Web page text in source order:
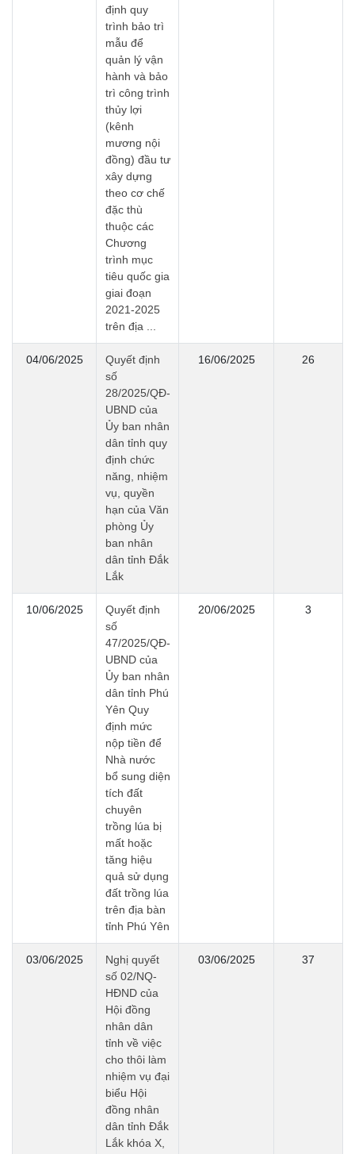
định quy
trình bảo trì
mẫu để
quản lý vận
hành và bảo
trì công trình
thủy lợi
(kênh
mương nội
đồng) đầu tư
xây dựng
theo cơ chế
đặc thù
thuộc các
Chương
trình mục
tiêu quốc gia
giai đoạn
2021-2025
trên địa ...
04/06/2025
Quyết định
số
28/2025/QĐ-
UBND của
Ủy ban nhân
dân tỉnh quy
định chức
năng, nhiệm
vụ, quyền
hạn của Văn
phòng Ủy
ban nhân
dân tỉnh Đắk
Lắk
16/06/2025 26
10/06/2025
Quyết định
số
47/2025/QĐ-
UBND của
Ủy ban nhân
dân tỉnh Phú
Yên Quy
định mức
nộp tiền để
Nhà nước
bổ sung diện
tích đất
chuyên
trồng lúa bị
mất hoặc
tăng hiệu
quả sử dụng
đất trồng lúa
trên địa bàn
tỉnh Phú Yên
20/06/2025 3
03/06/2025
Nghị quyết
số 02/NQ-
HĐND của
Hội đồng
nhân dân
tỉnh về việc
cho thôi làm
nhiệm vụ đại
biểu Hội
đồng nhân
dân tỉnh Đắk
Lắk khóa X,
03/06/2025 37